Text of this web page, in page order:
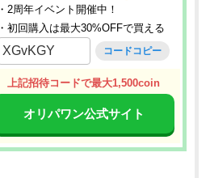
・2周年イベント開催中！
・初回購入は最大30%OFFで買える
XGvKGY コードコピー
上記招待コードで最大1,500coin
オリパワン公式サイト